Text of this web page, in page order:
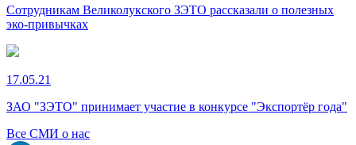
Сотрудникам Великолукского ЗЭТО рассказали о полезных
эко-привычках
17.05.21
ЗАО "ЗЭТО" принимает участие в конкурсе "Экспортёр года"
Все СМИ о нас